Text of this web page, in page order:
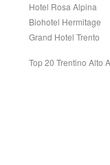
Hotel Rosa Alpina
Biohotel Hermitage
Grand Hotel Trento
Top 20 Trentino Alto